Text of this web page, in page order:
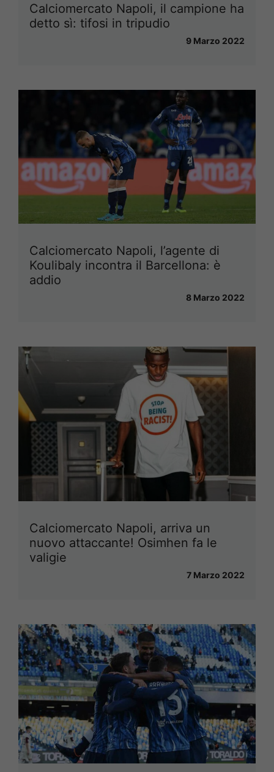
Calciomercato Napoli, il campione ha
detto sì: tifosi in tripudio
9 Marzo 2022
Calciomercato Napoli, l’agente di
Koulibaly incontra il Barcellona: è
addio
8 Marzo 2022
Calciomercato Napoli, arriva un
nuovo attaccante! Osimhen fa le
valigie
7 Marzo 2022